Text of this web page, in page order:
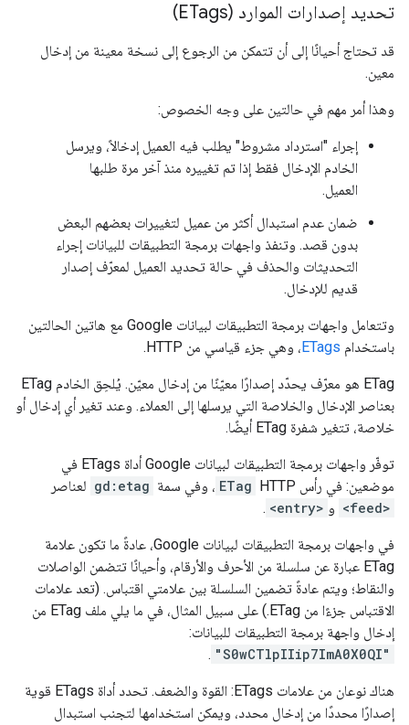
تحديد إصدارات الموارد (ETags)
قد تحتاج أحيانًا إلى أن تتمكن من الرجوع إلى نسخة معينة من إدخال
معين.
وهذا أمر مهم في حالتين على وجه الخصوص:
إجراء "استرداد مشروط" يطلب فيه العميل إدخالاً، ويرسل
الخادم الإدخال فقط إذا تم تغييره منذ آخر مرة طلبها
العميل.
ضمان عدم استبدال أكثر من عميل لتغييرات بعضهم البعض
بدون قصد. وتنفذ واجهات برمجة التطبيقات للبيانات إجراء
التحديثات والحذف في حالة تحديد العميل لمعرّف إصدار
قديم للإدخال.
وتتعامل واجهات برمجة التطبيقات لبيانات Google مع هاتين الحالتين
باستخدام ETags، وهي جزء قياسي من HTTP.
ETag هو معرّف يحدّد إصدارًا معيّنًا من إدخال معيّن. يُلحِق الخادم ETag
بعناصر الإدخال والخلاصة التي يرسلها إلى العملاء. وعند تغير أي إدخال أو
خلاصة، تتغير شفرة ETag أيضًا.
توفّر واجهات برمجة التطبيقات لبيانات Google أداة ETags في
موضعين: في رأس HTTP
ETag ، وفي سمة gd:etag لعناصر
<feed> و <entry>
.
في واجهات برمجة التطبيقات لبيانات Google، عادةً ما تكون علامة
ETag عبارة عن سلسلة من الأحرف والأرقام، وأحيانًا تتضمن الواصلات
والنقاط؛ ويتم عادةً تضمين السلسلة بين علامتي اقتباس. (تعد علامات
الاقتباس جزءًا من ETag.) على سبيل المثال، في ما يلي ملف ETag من
إدخال واجهة برمجة التطبيقات للبيانات:
"S0wCTlpIIip7ImA0X0QI"
.
هناك نوعان من علامات ETags: القوة والضعف. تحدد أداة ETags قوية
إصدارًا محددًا من إدخال محدد، ويمكن استخدامها لتجنب استبدال